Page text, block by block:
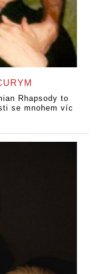
Rhapsody to
se mnohem víc